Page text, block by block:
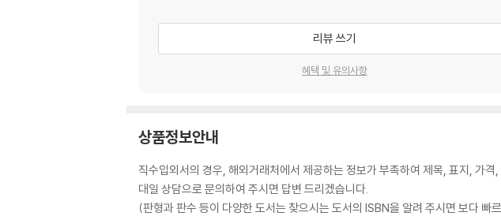
리뷰 쓰기
혜택 및 유의사항
상품정보안내
직수입외서의 경우, 해외거래처에서 제공하는 정보가 부족하여 제목, 표지, 가
대일 상담으로 문의하여 주시면 답변 드리겠습니다.
(판형과 판수 등이 다양한 도서는 찾으시는 도서의 ISBN을 알려 주시면 보다 빠